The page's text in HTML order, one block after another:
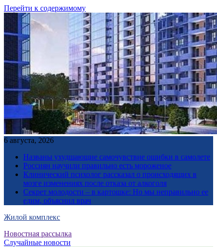
Перейти к содержимому
6 августа, 2026
Названы ухудшающие самочувствие ошибки в самолете
Россиян научили правильно есть мороженое
Клинический психолог рассказал о происходящих в
мозге изменениях после отказа от алкоголя
Секрет молодости – в картошке: Но мы неправильно ее
едим, объяснил врач
Жилой комплекс
Новостная рассылка
Случайные новости